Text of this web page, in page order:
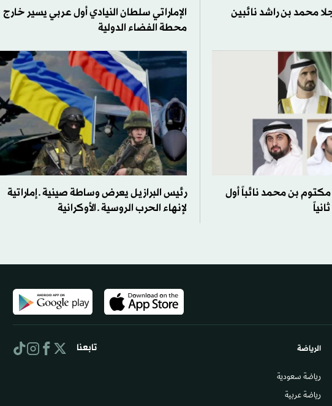
محمد بن راشد نائبين
الإماراتي سلطان النيادي أول عربي يسير خارج
محطة الفضاء الدولية
بن محمد نائباً أول
رئيس البرازيل يعرض وساطة صينية ـ إماراتية
لإنهاء الحرب الروسية ـ الأوكرانية
الرياضة
رياضة سعودية
رياضة عربية
تابعنا